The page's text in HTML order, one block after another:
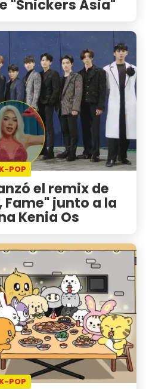
"Snickers Asia"
K-POP
el remix de
Fame" junto a la
Kenia Os
K-POP